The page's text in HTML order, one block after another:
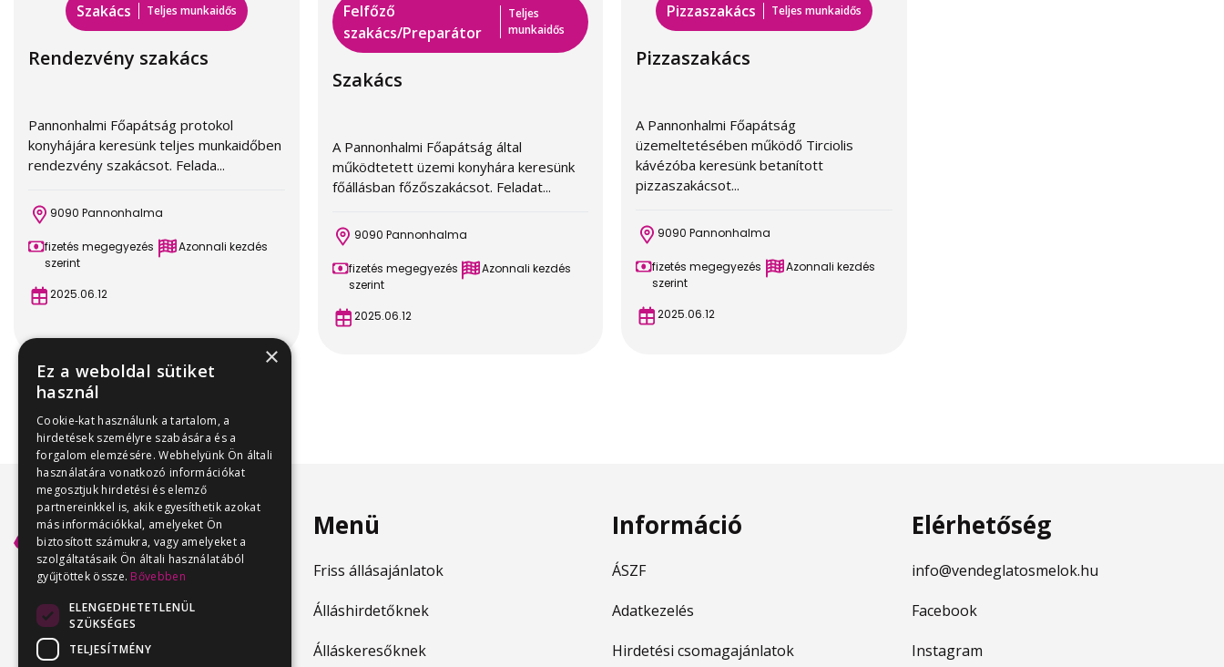
Szakács Teljes munkaidős
Rendezvény szakács
Pannonhalmi Főapátság protokol
konyhájára keresünk teljes munkaidőben
rendezvény szakácsot. Felada...
9090 Pannonhalma
fizetés megegyezés
szerint
Azonnali kezdés
2025.06.12
Felfőző
szakács/Preparátor
Teljes
munkaidős
Szakács
A Pannonhalmi Főapátság által
működtetett üzemi konyhára keresünk
főállásban főzőszakácsot. Feladat...
9090 Pannonhalma
fizetés megegyezés
szerint
Azonnali kezdés
2025.06.12
Pizzaszakács Teljes munkaidős
Pizzaszakács
A Pannonhalmi Főapátság
üzemeltetésében működő Tirciolis
kávézóba keresünk betanított
pizzaszakácsot...
9090 Pannonhalma
fizetés megegyezés
szerint
Azonnali kezdés
2025.06.12
Menü
Friss állásajánlatok
Álláshirdetőknek
Álláskeresőknek
Információ
ÁSZF
Adatkezelés
Hirdetési csomagajánlatok
Elérhetőség
info@vendeglatosmelok.hu
Facebook
Instagram
×
Ez a weboldal sütiket
használ
Cookie-kat használunk a tartalom, a
hirdetések személyre szabására és a
forgalom elemzésére. Webhelyünk Ön általi
használatára vonatkozó információkat
megosztjuk hirdetési és elemző
partnereinkkel is, akik egyesíthetik azokat
más információkkal, amelyeket Ön
biztosított számukra, vagy amelyeket a
szolgáltatásaik Ön általi használatából
gyűjtöttek össze. Bővebben
ELENGEDHETETLENÜL
SZÜKSÉGES
TELJESÍTMÉNY